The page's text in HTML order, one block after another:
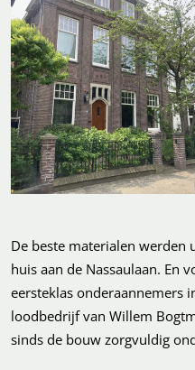
De beste materialen
huis aan de Nassaulaan. En
eersteklas onderaannemers
loodbedrijf van Willem
sinds de bouw zorgvuldig